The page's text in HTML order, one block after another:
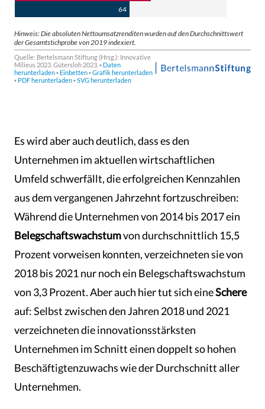
Es wird aber auch deutlich, dass es den
Unternehmen im aktuellen wirtschaftlichen
Umfeld schwerfällt, die erfolgreichen Kennzahlen
aus dem vergangenen Jahrzehnt fortzuschreiben:
Während die Unternehmen von 2014 bis 2017 ein
Belegschaftswachstumvon durchschnittlich 15,5
Prozent vorweisen konnten, verzeichneten sie von
2018 bis 2021 nur noch ein Belegschaftswachstum
von 3,3 Prozent. Aber auch hier tut sich eineSchere
auf: Selbst zwischen den Jahren 2018 und 2021
verzeichneten die innovationsstärksten
Unternehmen im Schnitt einen doppelt so hohen
Beschäftigtenzuwachs wie der Durchschnitt aller
Unternehmen.